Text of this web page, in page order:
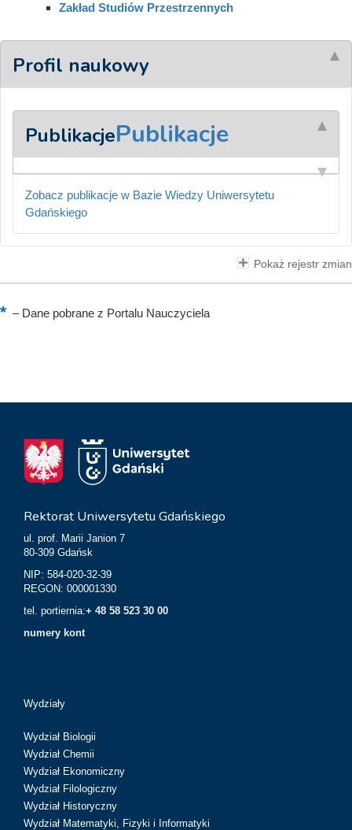
Zakład Studiów Przestrzennych
Profil naukowy
PublikacjePublikacje
Zobacz publikacje w Bazie Wiedzy Uniwersytetu
Gdańskiego
Pokaż rejestr zmian
–Dane pobrane z Portalu Nauczyciela
Rektorat Uniwersytetu Gdańskiego
ul. prof. Marii Janion 7
80-309 Gdańsk
NIP: 584-020-32-39
REGON: 000001330
tel. portiernia:+ 48 58 523 30 00
numery kont
Wydziały
Wydział Biologii
Wydział Chemii
Wydział Ekonomiczny
Wydział Filologiczny
Wydział Historyczny
Wydział Matematyki, Fizyki i Informatyki